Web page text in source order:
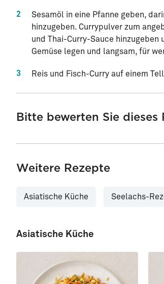
2
Sesamöl in eine Pfanne geben,
hinzugeben. Currypulver zum
und Thai-Curry-Sauce hinzugeben
Gemüse legen und langsam, für
3 Reis und Fisch-Curry auf einem
Bitte bewerten Sie dieses
Weitere Rezepte
Asiatische Küche Seelachs-
Asiatische Küche